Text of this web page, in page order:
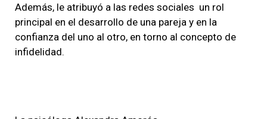
Además, le atribuyó a las redes sociales un rol
principal en el desarrollo de una pareja y en la
confianza del uno al otro, en torno al concepto de
infidelidad.